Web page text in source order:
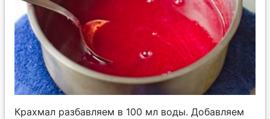
Крахмал разбавляем в 100 мл воды. Добавляем